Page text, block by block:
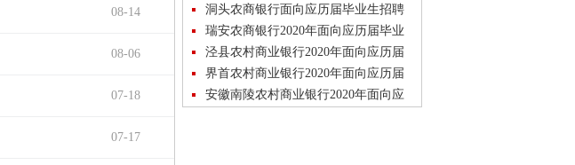
08-14
08-06
07-18
07-17
洞头农商银行面向应历届毕业生招聘
瑞安农商银行2020年面向应历届毕业
生春季招聘
泾县农村商业银行2020年面向应历届
毕业生招聘
界首农村商业银行2020年面向应历届
毕业生招聘
安徽南陵农村商业银行2020年面向应